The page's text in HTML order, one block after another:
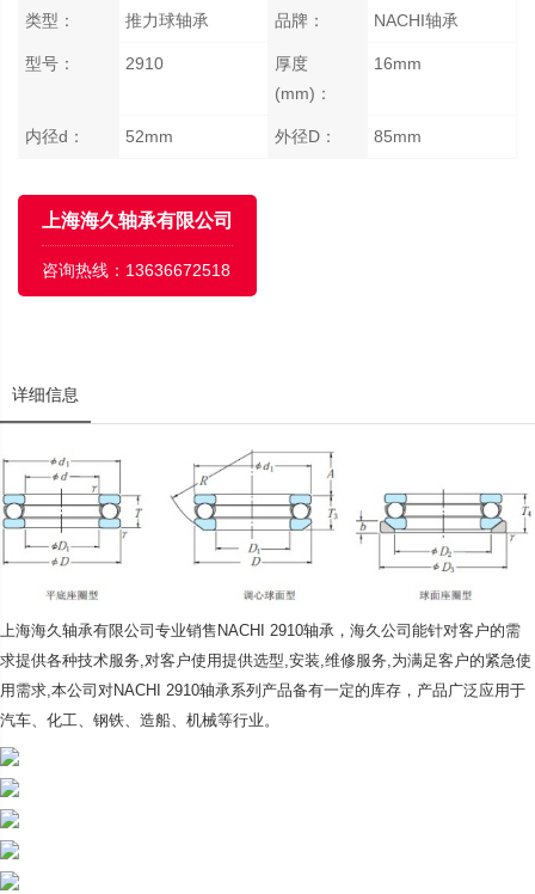
类型： 推力球轴承 品牌： NACHI轴承
型号： 2910
厚度
(mm)：
16mm
内径d： 52mm 外径D： 85mm
上海海久轴承有限公司
咨询热线： 13636672518
详细信息
上海海久轴承有限公司专业销售NACHI 2910轴承，海久公司 能针对客户的需
求提供各种技术服务,对客户使用提供选型,安装,维修服务,为满足客户的紧急使
用需求,本公司对NACHI 2910轴承系列产品备有一定的库存，产品广泛应用于
汽车、化工、钢铁、造船、机械等行业。